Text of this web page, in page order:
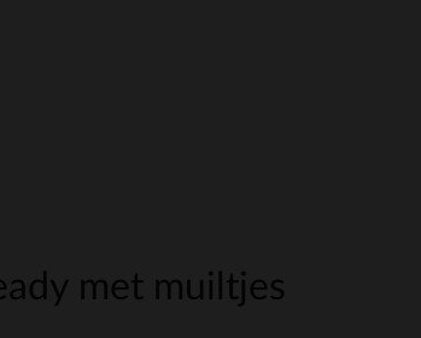
met muiltjes